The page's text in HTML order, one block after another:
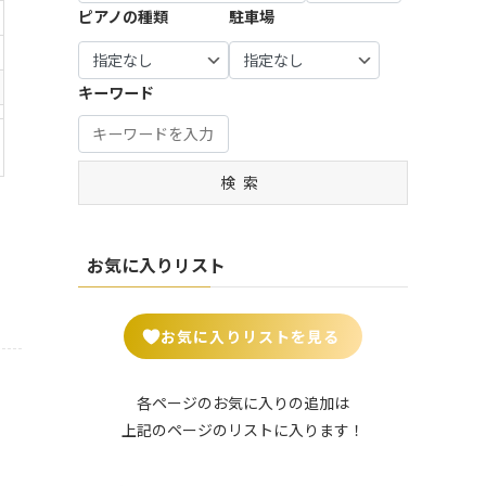
0)
| … 練馬
区・板
橋区 (1
| … 中野
区・杉
3)
区・台
東区・
区・荒
川区 (2
| … 葛飾
区・墨
市・町
田市・
大和
市・海
市 (5)
市・羽
生市 (6)
| … 比企
郡・入
間郡・
入間
市・秩
郡・北
足立
| … さい
たま
| … 川口
市・越
市・習
志野
市・流
山市 (1
7)
| … 野田
市・成
木更津
我孫子
市 (19)
| … 四街
道市・
君津
ケ浦
市・鎌
市・安
城市・
2)
市・西
0)
| … 瑞穂
県市 (1)
| … 郡上
| … 豊中
市・吹
田市 ・
高槻
市・茨
木市 (1
5)
市・寝
和田
市・守
口市 (5)
| … 門真
原市・
和泉市
・箕面
市 (7)
| … 姫路
市・明
石市・
伊丹
市 (8)
市・八
綾部
市・宮
津市・
南丹
市・京
丹後
城陽
市・京
市・木
津川
| … 長岡
京市・
亀岡
生駒
市・生
駒郡 (2
1)
| … 大和
郡山
市・香
| … 葛城
市・平
群町・
王寺
町・大
市 (6)
| … 御所
ピアノの種類 駐車場
キーワード
検索
お気に入りリスト
お気に入りリストを見る
各ページのお気に入りの追加は
上記のページのリストに入ります！